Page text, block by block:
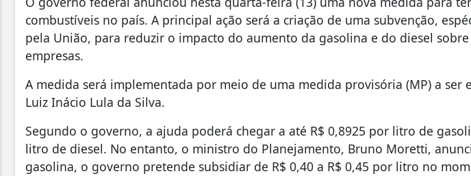
combustíveis no país. A principal ação será a criação de uma subvenção,
pela União, para reduzir o impacto do aumento da gasolina e do diesel
empresas.
A medida será implementada por meio de uma medida provisória (MP) a ser
Luiz Inácio Lula da Silva.
Segundo o governo, a ajuda poderá chegar a até R$ 0,8925 por litro de
litro de diesel. No entanto, o ministro do Planejamento, Bruno Moretti,
gasolina, o governo pretende subsidiar de R$ 0,40 a R$ 0,45 por litro no